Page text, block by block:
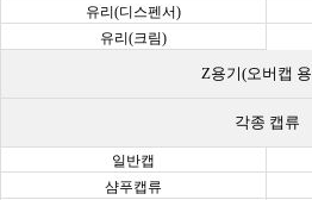
유리(디스펜서)
유리(크림)
Z용기(오버캡
각종 캡류
일반캡
샴푸캡류